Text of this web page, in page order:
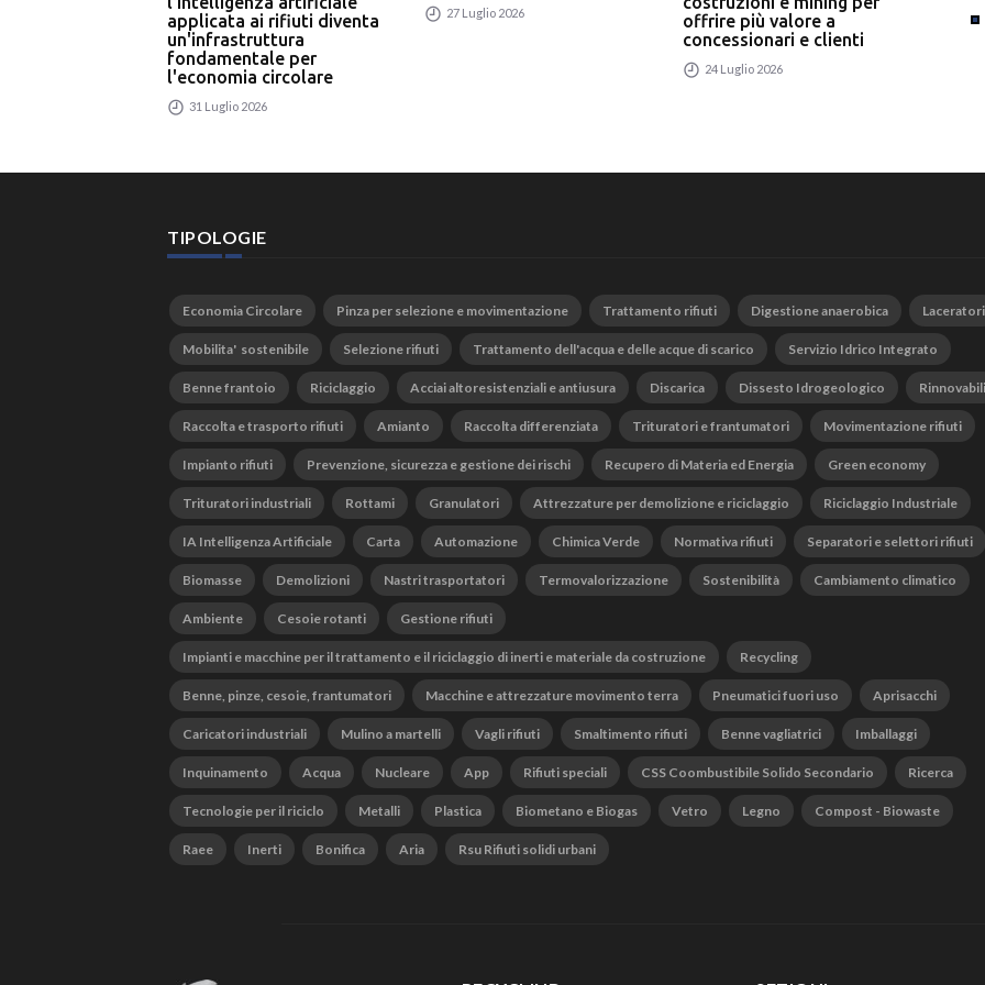
applicata ai rifiuti diventa
un'infrastruttura
fondamentale per
l'economia circolare
31 Luglio 2026
27 Luglio 2026
offrire più valore a
concessionari e clienti
24 Luglio 2026
TIPOLOGIE
Economia Circolare Pinza per selezione e movimentazione Trattamento rifiuti Digestione anaerobica Laceratori
Mobilita' sostenibile Selezione rifiuti Trattamento dell'acqua e delle acque di scarico Servizio Idrico Integrato
Benne frantoio Riciclaggio Acciai altoresistenziali e antiusura Discarica Dissesto Idrogeologico Rinnovabili
Raccolta e trasporto rifiuti Amianto Raccolta differenziata Trituratori e frantumatori Movimentazione rifiuti
Impianto rifiuti Prevenzione, sicurezza e gestione dei rischi Recupero di Materia ed Energia Green economy
Trituratori industriali Rottami Granulatori Attrezzature per demolizione e riciclaggio Riciclaggio Industriale
IA Intelligenza Artificiale Carta Automazione Chimica Verde Normativa rifiuti Separatori e selettori rifiuti
Biomasse Demolizioni Nastri trasportatori Termovalorizzazione Sostenibilità Cambiamento climatico
Ambiente Cesoie rotanti Gestione rifiuti
Impianti e macchine per il trattamento e il riciclaggio di inerti e materiale da costruzione Recycling
Benne, pinze, cesoie, frantumatori Macchine e attrezzature movimento terra Pneumatici fuori uso Aprisacchi
Caricatori industriali Mulino a martelli Vagli rifiuti Smaltimento rifiuti Benne vagliatrici Imballaggi
Inquinamento Acqua Nucleare App Rifiuti speciali CSS Coombustibile Solido Secondario Ricerca
Tecnologie per il riciclo Metalli Plastica Biometano e Biogas Vetro Legno Compost - Biowaste
Raee Inerti Bonifica Aria Rsu Rifiuti solidi urbani